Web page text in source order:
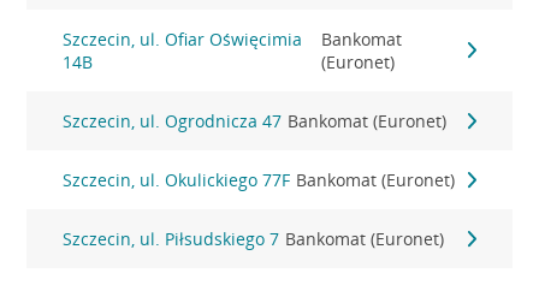
Szczecin, ul. Ofiar Oświęcimia
14B
Bankomat
(Euronet)
Szczecin, ul. Ogrodnicza 47 Bankomat (Euronet)
Szczecin, ul. Okulickiego 77F Bankomat (Euronet)
Szczecin, ul. Piłsudskiego 7 Bankomat (Euronet)